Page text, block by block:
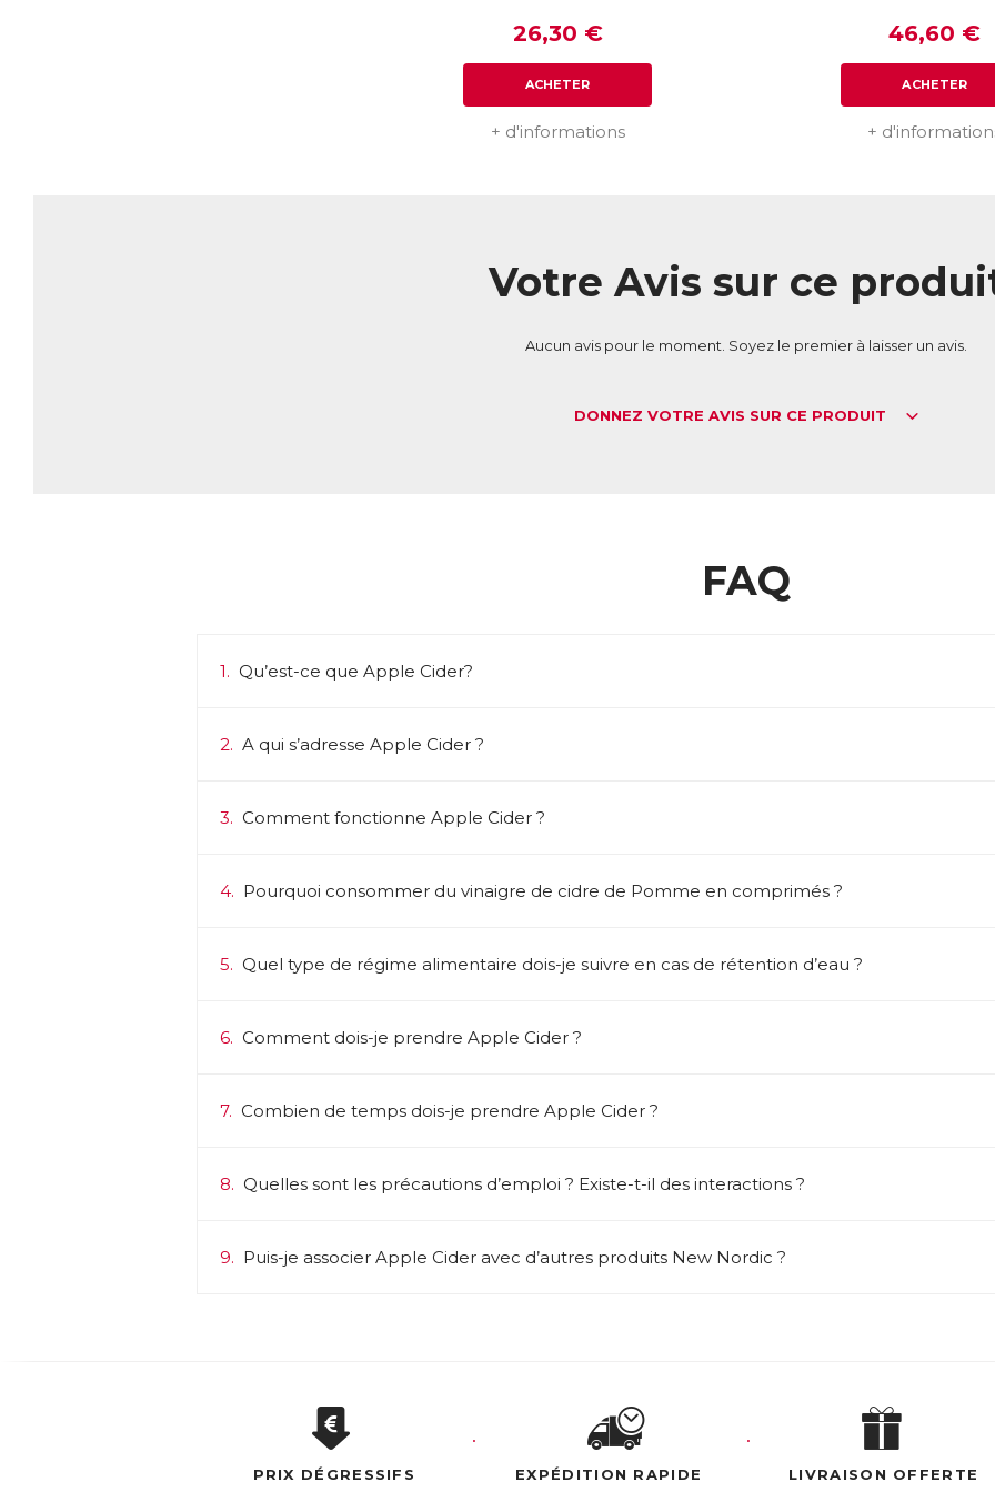
26,30 €
ACHETER
+ d'informations
46,60 €
ACHETER
+
Votre Avis sur ce
Aucun avis pour le moment. Soyez le premier à laisser un avis.
DONNEZ VOTRE AVIS SUR CE PRODUIT
FAQ
1. Qu’est-ce que Apple Cider?
2. A qui s’adresse Apple Cider ?
3. Comment fonctionne Apple Cider ?
4. Pourquoi consommer du vinaigre de cidre de Pomme en comprimés ?
5. Quel type de régime alimentaire dois-je suivre en cas de rétention d’eau ?
6. Comment dois-je prendre Apple Cider ?
7. Combien de temps dois-je prendre Apple Cider ?
8. Quelles sont les précautions d’emploi ? Existe-t-il des interactions ?
9. Puis-je associer Apple Cider avec d’autres produits New Nordic ?
PRIX DÉGRESSIFS
EXPÉDITION RAPIDE
LIVRAISON OFFERTE